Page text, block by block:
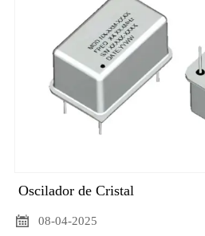
Oscilador de Cristal

08-04-2025